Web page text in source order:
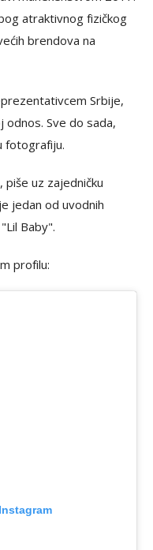
atraktivnog fizičkog
brendova na
Srbije,
odnos. Sve do sada,
fotografiju.
piše uz zajedničku
jedan od uvodnih
Baby".
profilu: